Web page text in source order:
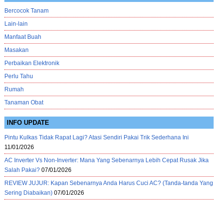
Bercocok Tanam
Lain-lain
Manfaat Buah
Masakan
Perbaikan Elektronik
Perlu Tahu
Rumah
Tanaman Obat
INFO UPDATE
Pintu Kulkas Tidak Rapat Lagi? Atasi Sendiri Pakai Trik Sederhana Ini
11/01/2026
AC Inverter Vs Non-Inverter: Mana Yang Sebenarnya Lebih Cepat Rusak Jika
Salah Pakai? 07/01/2026
REVIEW JUJUR: Kapan Sebenarnya Anda Harus Cuci AC? (Tanda-tanda Yang
Sering Diabaikan) 07/01/2026